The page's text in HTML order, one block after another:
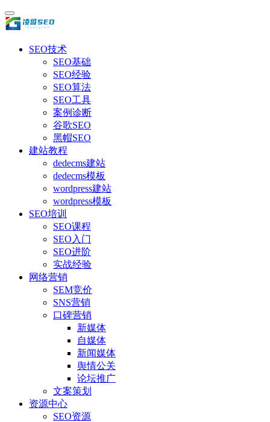
SEO技术
SEO基础
SEO经验
SEO算法
SEO工具
案例诊断
谷歌SEO
黑帽SEO
建站教程
dedecms建站
dedecms模板
wordpress建站
wordpress模板
SEO培训
SEO课程
SEO入门
SEO进阶
实战经验
网络营销
SEM竞价
SNS营销
口碑营销
新媒体
自媒体
新闻媒体
舆情公关
论坛推广
文案策划
资源中心
SEO资源